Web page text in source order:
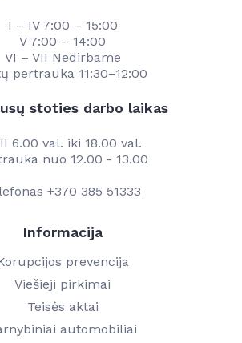
I – IV 7:00 – 15:00
V 7:00 – 14:00
VI – VII Nedirbame
pertrauka 11:30–12:00
stoties darbo laikas
6.00 val. iki 18.00 val.
nuo 12.00 - 13.00
+370 385 51333
Informacija
prevencija
Viešieji pirkimai
Teisės aktai
automobiliai